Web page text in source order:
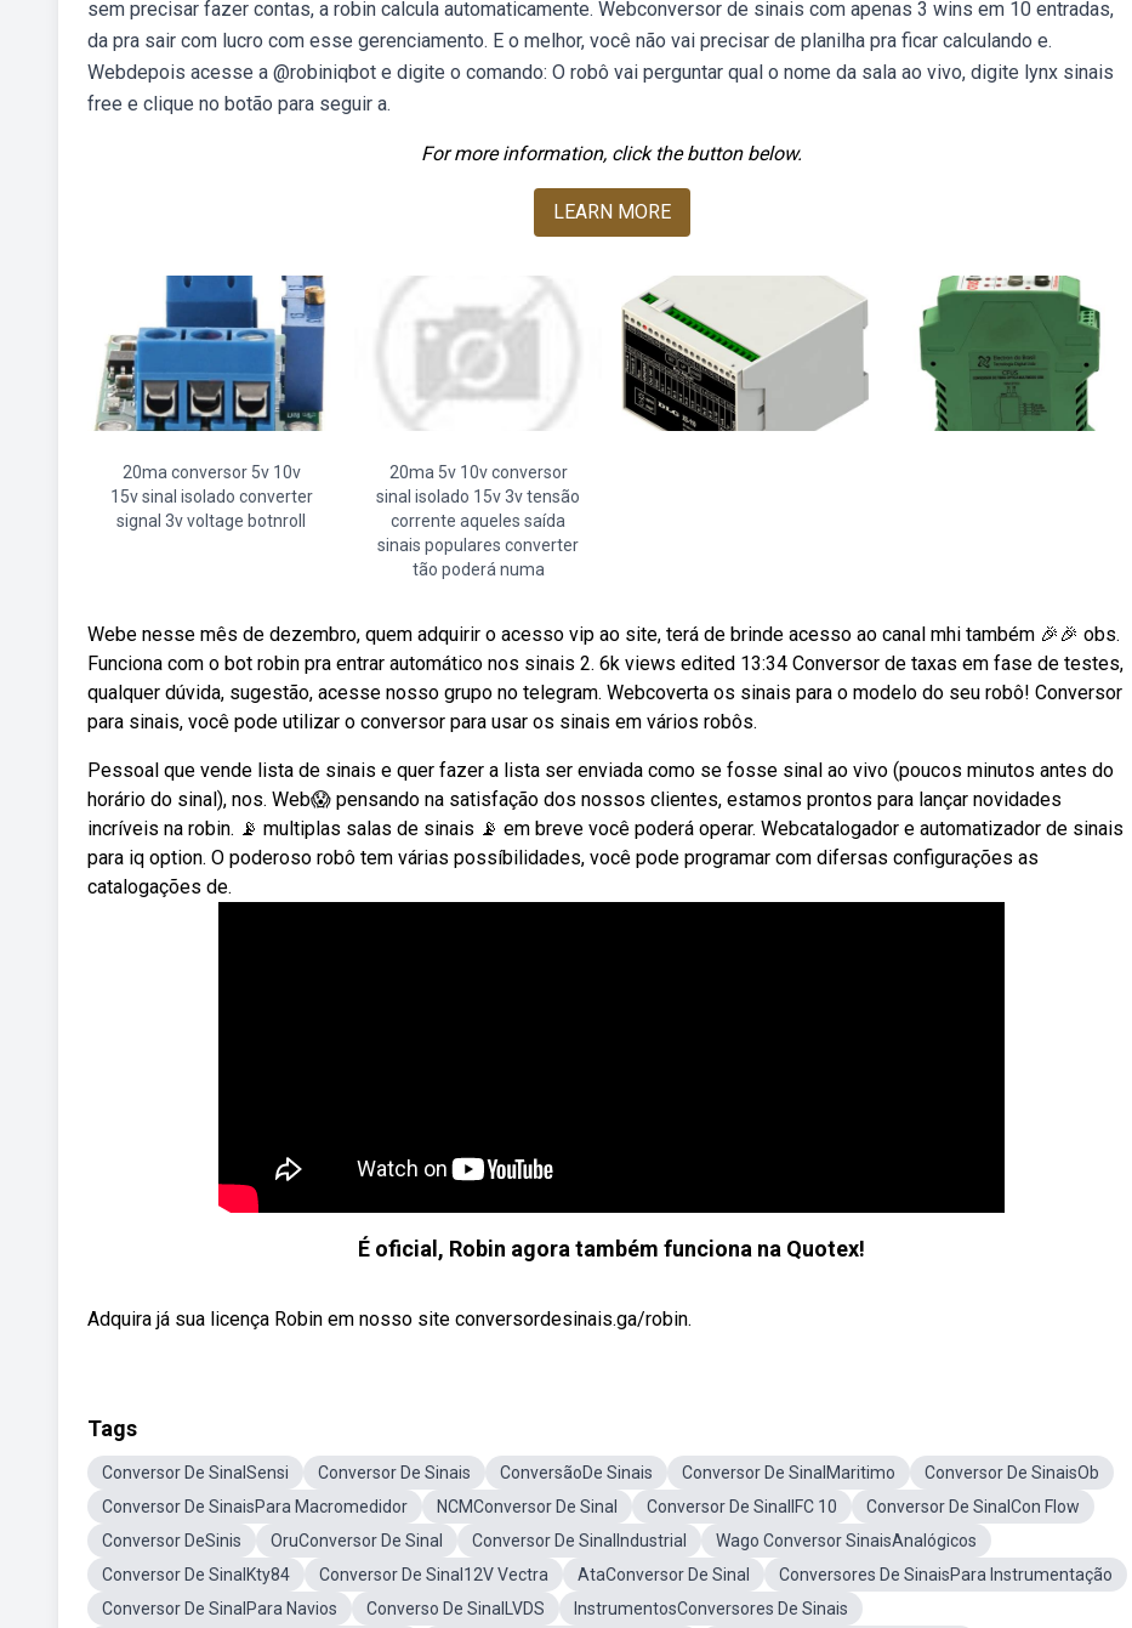
sem precisar fazer contas, a robin calcula automaticamente. Webconversor de sinais com apenas 3 wins em 10 entradas,
da pra sair com lucro com esse gerenciamento. E o melhor, você não vai precisar de planilha pra ficar calculando e.
Webdepois acesse a @robiniqbot e digite o comando: O robô vai perguntar qual o nome da sala ao vivo, digite lynx sinais
free e clique no botão para seguir a.
For more information, click the button below.
LEARN MORE
20ma conversor 5v 10v
15v sinal isolado converter
signal 3v voltage botnroll
20ma 5v 10v conversor
sinal isolado 15v 3v tensão
corrente aqueles saída
sinais populares converter
tão poderá numa
Webe nesse mês de dezembro, quem adquirir o acesso vip ao site, terá de brinde acesso ao canal mhi também 🎉🎉 obs.
Funciona com o bot robin pra entrar automático nos sinais 2. 6k views edited 13:34 Conversor de taxas em fase de testes,
qualquer dúvida, sugestão, acesse nosso grupo no telegram. Webcoverta os sinais para o modelo do seu robô! Conversor
para sinais, você pode utilizar o conversor para usar os sinais em vários robôs.
Pessoal que vende lista de sinais e quer fazer a lista ser enviada como se fosse sinal ao vivo (poucos minutos antes do
horário do sinal), nos. Web😱 pensando na satisfação dos nossos clientes, estamos prontos para lançar novidades
incríveis na robin. 📡 multiplas salas de sinais 📡 em breve você poderá operar. Webcatalogador e automatizador de sinais
para iq option. O poderoso robô tem várias possíbilidades, você pode programar com difersas configurações as
catalogações de.
É oficial, Robin agora também funciona na Quotex!
Adquira já sua licença Robin em nosso site conversordesinais.ga/robin.
Tags
Conversor De SinalSensi Conversor De Sinais ConversãoDe Sinais Conversor De SinalMaritimo
Conversor De SinaisOb
Conversor De SinaisPara Macromedidor
NCMConversor De Sinal Conversor De SinalIFC 10
Conversor De SinalCon Flow
Conversor DeSinis
OruConversor De Sinal Conversor De SinalIndustrial
Wago Conversor SinaisAnalógicos
Conversor De SinalKty84
Conversor De Sinal12V Vectra AtaConversor De Sinal
Conversores De SinaisPara Instrumentação
Conversor De SinalPara Navios
Converso De SinalLVDS
InstrumentosConversores De Sinais